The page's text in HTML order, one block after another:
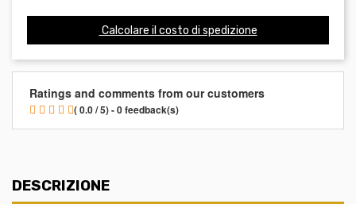
Calcolare il costo di spedizione
Ratings and comments from our customers
( 0.0 / 5) - 0 feedback(s)
DESCRIZIONE